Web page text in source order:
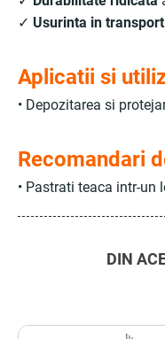
✓ Usurinta in
Aplicatii si
• Depozitarea si
Recomandari
• Pastrati teaca intr-un
DIN